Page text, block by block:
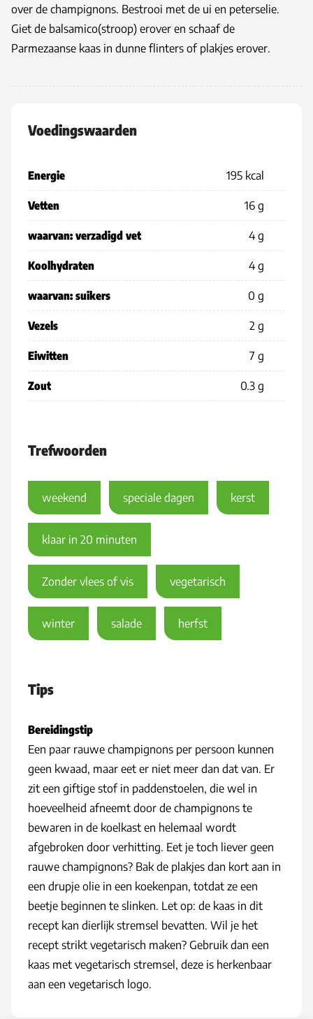
over de champignons. Bestrooi met de ui en peterselie.
Giet de balsamico(stroop) erover en schaaf de
Parmezaanse kaas in dunne flinters of plakjes erover.
Voedingswaarden
Energie 195 kcal
Vetten 16 g
waarvan: verzadigd vet 4 g
Koolhydraten 4 g
waarvan: suikers 0 g
Vezels 2 g
Eiwitten 7 g
Zout 0.3 g
Trefwoorden
weekend speciale dagen kerst
klaar in 20 minuten
Zonder vlees of vis vegetarisch
winter salade herfst
Tips
Bereidingstip
Een paar rauwe champignons per persoon kunnen
geen kwaad, maar eet er niet meer dan dat van. Er
zit een giftige stof in paddenstoelen, die wel in
hoeveelheid afneemt door de champignons te
bewaren in de koelkast en helemaal wordt
afgebroken door verhitting. Eet je toch liever geen
rauwe champignons? Bak de plakjes dan kort aan in
een drupje olie in een koekenpan, totdat ze een
beetje beginnen te slinken. Let op: de kaas in dit
recept kan dierlijk stremsel bevatten. Wil je het
recept strikt vegetarisch maken? Gebruik dan een
kaas met vegetarisch stremsel, deze is herkenbaar
aan een vegetarisch logo.